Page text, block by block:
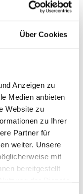
Über Cookies
Anzeigen zu
Medien anbieten
Website zu
zu Ihrer
Partner für
weiter. Unsere
mit
bereitgestellt
230 V ± 10 %, 50 Hz
5 VA (ohne Last)
IP20
5,,,40°C